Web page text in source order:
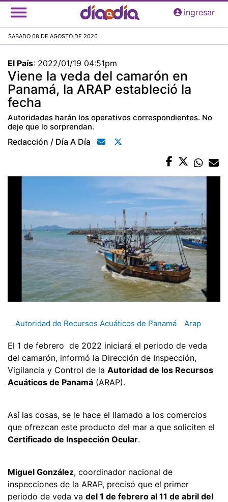
Pasar
al
principal
ingresar
SABADO 08 DE AGOSTO DE 2026
El País: 2022/01/19 04:51pm
Viene la veda del camarón en
Panamá, la ARAP estableció la
fecha
Autoridades harán los operativos correspondientes. No
deje que lo sorprendan.
Redacción / Día A Día
Autoridad de Recursos Acuáticos de Panamá Arap
El 1 de febrero de 2022 iniciará el periodo de veda
del camarón, informó la Dirección de Inspección,
Vigilancia y Control de la Autoridad de los Recursos
Acuáticos de Panamá (ARAP).
Así las cosas, se le hace el llamado a los comercios
que ofrezcan este producto del mar a que soliciten el
Certificado de Inspección Ocular.
Miguel González, coordinador nacional de
inspecciones de la ARAP, precisó que el primer
periodo de veda va del 1 de febrero al 11 de abril del